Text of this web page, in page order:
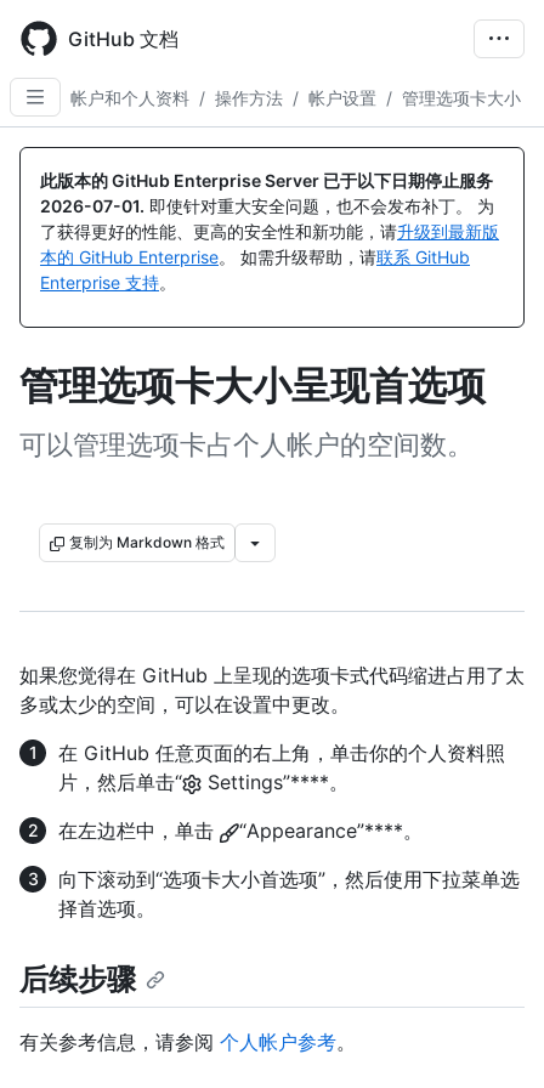
main
content
GitHub 文档
帐户和个人资料 / 操作方法 / 帐户设置 / 管理选项卡大小
此版本的 GitHub Enterprise Server 已于以下日期停止服务
2026-07-01. 即使针对重大安全问题，也不会发布补丁。 为
了获得更好的性能、更高的安全性和新功能，请升级到最新版
本的 GitHub Enterprise。 如需升级帮助，请联系 GitHub
Enterprise 支持。
管理选项卡大小呈现首选项
可以管理选项卡占个人帐户的空间数。
复制为 Markdown 格式
如果您觉得在 GitHub 上呈现的选项卡式代码缩进占用了太
多或太少的空间，可以在设置中更改。
在 GitHub 任意页面的右上角，单击你的个人资料照
片，然后单击“
Settings”****。
在左边栏中，单击
“Appearance”****。
向下滚动到“选项卡大小首选项”，然后使用下拉菜单选
择首选项。
后续步骤
有关参考信息，请参阅 个人帐户参考。